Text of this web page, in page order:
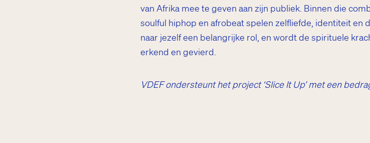
van Afrika mee te geven aan zijn publiek. Binnen die
soulful hiphop en afrobeat spelen zelfliefde, identiteit en
naar jezelf een belangrijke rol, en wordt de spirituele
erkend en gevierd.
VDEF ondersteunt het project ‘Slice It Up’ met een